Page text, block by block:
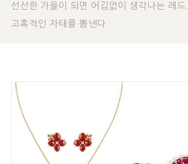
선선한 가을이 되면 어김없이 생각나는 레
고혹적인 자태를 뽐낸다.